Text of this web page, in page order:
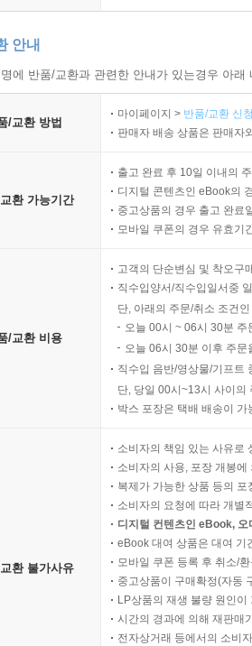
안내
에 반품/교환과 관련한 안내가 있는경우 아
/교환 방법
마이페이지 > 반품/교환 신
판매자 배송 상품은 판매자
환 가능기간
출고 완료 후 10일 이내의
디지털 콘텐츠인 eBook의
중고상품의 경우 출고 완료
모바일 쿠폰의 경우 유효기
/교환 비용
고객의 단순변심 및 착오구
직수입양서/직수입일서중
단, 아래의 주문/취소 조건
오늘 00시 ~ 06시 30분
오늘 06시 30분 이후 주
직수입 음반/영상물/기프트
단, 당일 00시~13시 사이의
박스 포장은 택배 배송이
환 불가사유
소비자의 책임 있는 사유로
소비자의 사용, 포장 개봉
복제가 가능한 상품 등의
소비자의 요청에 따라 개별
디지털 컨텐츠인 eBook,
eBook 대여 상품은 대여 기
모바일 쿠폰 등록 후 취소/
중고상품이 구매확정(자동
LP상품의 재생 불량 원인
시간의 경과에 의해 재판매
전자상거래 등에서의 소비